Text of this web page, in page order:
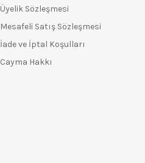
Üyelik Sözleşmesi
Mesafeli Satış Sözleşmesi
İade ve İptal Koşulları
Cayma Hakkı